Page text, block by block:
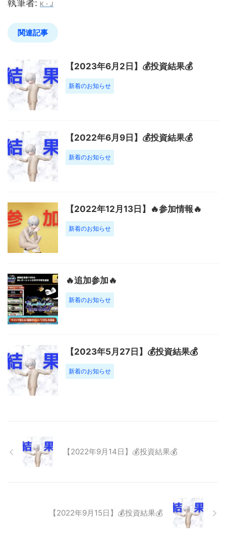
執筆者: K・J
関連記事
【2023年6月2日】💰投資結果💰
新着のお知らせ
【2022年6月9日】💰投資結果💰
新着のお知らせ
【2022年12月13日】🔥参加情報🔥
新着のお知らせ
🔥追加参加🔥
新着のお知らせ
【2023年5月27日】💰投資結果💰
新着のお知らせ
【2022年9月14日】💰投資結果💰
【2022年9月15日】💰投資結果💰